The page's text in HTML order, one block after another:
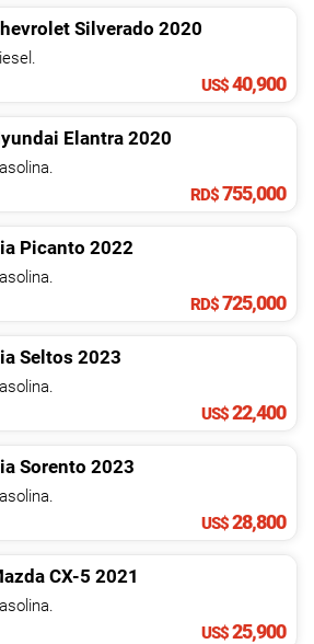
Silverado 2020
US$40,900
Elantra 2020
RD$755,000
Picanto 2022
RD$725,000
Seltos 2023
US$22,400
Sorento 2023
US$28,800
CX-5 2021
US$25,900